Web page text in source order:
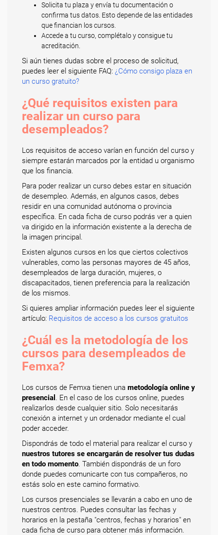
Solicita tu plaza y envía tu documentación o
confirma tus datos. Esto depende de las entidades
que financian los cursos.
Accede a tu curso, complétalo y consigue tu
acreditación.
Si aún tienes dudas sobre el proceso de solicitud,
puedes leer el siguiente FAQ: ¿Cómo consigo plaza en
un curso gratuito?
¿Qué requisitos existen para
realizar un curso para
desempleados?
Los requisitos de acceso varían en función del curso y
siempre estarán marcados por la entidad u organismo
que los financia.
Para poder realizar un curso debes estar en situación
de desempleo. Además, en algunos casos, debes
residir en una comunidad autónoma o provincia
específica. En cada ficha de curso podrás ver a quien
va dirigido en la información existente a la derecha de
la imagen principal.
Existen algunos cursos en los que ciertos colectivos
vulnerables, como las personas mayores de 45 años,
desempleados de larga duración, mujeres, o
discapacitados, tienen preferencia para la realización
de los mismos.
Si quieres ampliar información puedes leer el siguiente
artículo: Requisitos de acceso a los cursos gratuitos
¿Cuál es la metodología de los
cursos para desempleados de
Femxa?
Los cursos de Femxa tienen una metodología online y
presencial
. En el caso de los cursos online, puedes
realizarlos desde cualquier sitio. Solo necesitarás
conexión a internet y un ordenador mediante el cual
poder acceder.
Dispondrás de todo el material para realizar el curso y
nuestros tutores se encargarán de resolver tus dudas
en todo momento . También dispondrás de un foro
donde puedes comunicarte con tus compañeros, no
estás solo en este camino formativo.
Los cursos presenciales se llevarán a cabo en uno de
nuestros centros. Puedes consultar las fechas y
horarios en la pestaña "centros, fechas y horarios" en
cada ficha de curso para obtener más información.